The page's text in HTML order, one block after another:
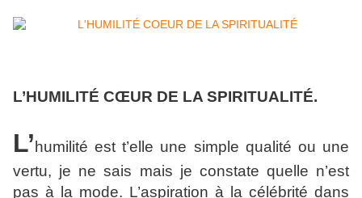
L’HUMILITÉ CŒUR DE LA SPIRITUALITÉ.
L’humilité est t’elle une simple qualité ou une
vertu, je ne sais mais je constate quelle n’est
pas à la mode. L’aspiration à la célébrité dans